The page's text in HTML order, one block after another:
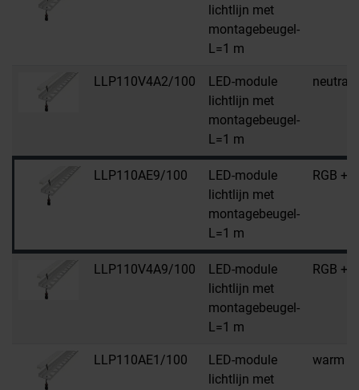
lichtlijn met
montagebeugel-
L=1 m
LLP110V4A2/100
LED-module
lichtlijn met
montagebeugel-
L=1 m
LLP110AE9/100
LED-module
lichtlijn met
montagebeugel-
L=1 m
RGB +
LLP110V4A9/100
LED-module
lichtlijn met
montagebeugel-
L=1 m
RGB +
LLP110AE1/100
LED-module
lichtlijn met
warm